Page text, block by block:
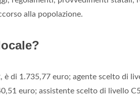
alla popolazione.
di 1.735,77 euro; agente scelto di
euro; assistente scelto di livello